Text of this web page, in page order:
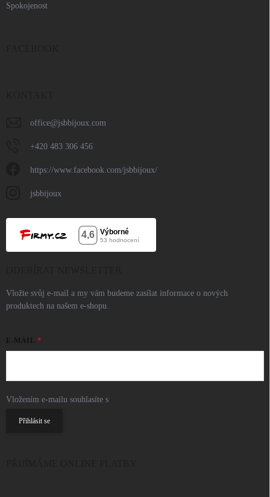
Spokojenost
office@jsbbijoux.com
+420 483 306 456
https://www.facebook.com/jsbbijoux/
jsbbijoux
Vložte svůj e-mail a my vám budeme zasílat informace o nových
produktech na našem e-shopu.
E-MAIL
Vložením e-mailu souhlasíte s
Přihlásit se